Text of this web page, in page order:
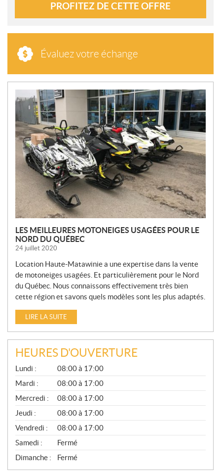
PROFITEZ DE CETTE OFFRE
Évaluez votre échange
N
O
U
V
E
L
E
LES MEILLEURES MOTONEIGES USAGÉES POUR LE
NORD DU QUÉBEC
24 juillet 2020
Location Haute-Matawinie a une expertise dans la vente
de motoneiges usagées. Et particulièrement pour le Nord
du Québec. Nous connaissons effectivement très bien
cette région et savons quels modèles sont les plus adaptés.
LIRE LA SUITE
HEURES D'OUVERTURE
G
É
N
É
R
A
L
Lundi :
08:00 à 17:00
Mardi :
08:00 à 17:00
Mercredi :
08:00 à 17:00
Jeudi :
08:00 à 17:00
Vendredi :
08:00 à 17:00
Samedi :
Fermé
Dimanche :
Fermé